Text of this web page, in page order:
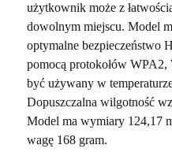
użytkownik może z
dowolnym miejscu. Model
optymalne bezpieczeństwo
pomocą protokołów
być używany w
Dopuszczalna wilgotność
Model ma wymiary 124,17
wagę 168 gram.